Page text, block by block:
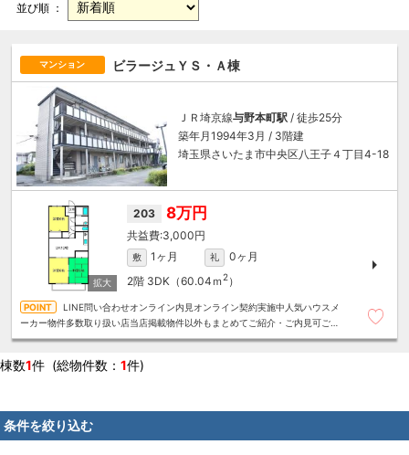
並び順 ：
マンション ビラージュＹＳ・Ａ棟
ＪＲ埼京線与野本町駅 / 徒歩25分
築年月1994年3月 / 3階建
埼玉県さいたま市中央区八王子４丁目4-18
203 8万円
3,000円
敷 1ヶ月 礼
0ヶ月
2階 3DK（60.04ｍ 2）
LINE問い合わせオンライン内見オンライン契約実施中人気ハウスメ
ーカー物件多数取り扱い店当店掲載物件以外もまとめてご紹介・ご内見可ご予
棟数1件 (総物件数： 1件)
条件を絞り込む